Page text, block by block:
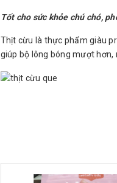
Tốt cho sức khỏe chú chó,
Thịt cừu là thực phẩm giàu
giúp bộ lông bóng mượt hơn,